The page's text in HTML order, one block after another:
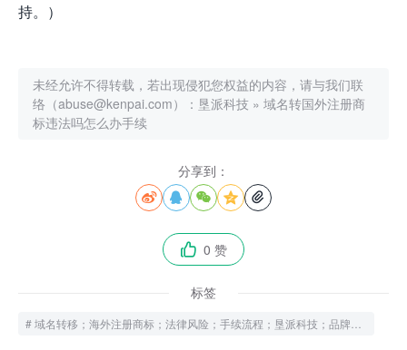
持。）
未经允许不得转载，若出现侵犯您权益的内容，请与我们联
络（abuse@kenpai.com）： 垦派科技 » 域名转国外注册商
标违法吗怎么办手续
分享到：
    
 0 赞
标签
域名转移；海外注册商标；法律风险；手续流程；垦派科技；品牌保护；域名服务